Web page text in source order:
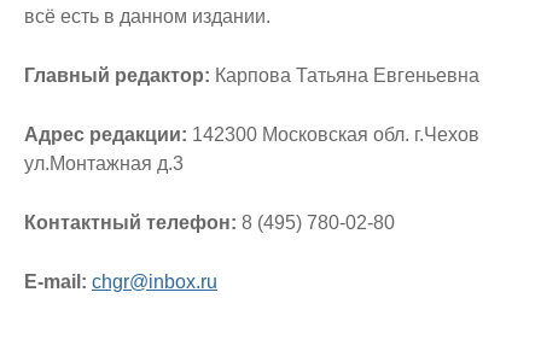
всё есть в данном издании.
Главный редактор: Карпова Татьяна Евгеньевна
Адрес редакции: 142300 Московская обл. г.Чехов
ул.Монтажная д.3
Контактный телефон: 8 (495) 780-02-80
E-mail: chgr@inbox.ru